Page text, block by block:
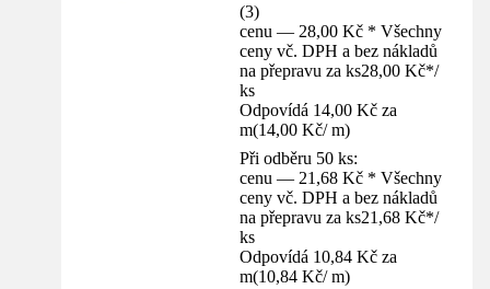
(3)
cenu — 28,00 Kč * Všechny
ceny vč. DPH a bez nákladů
na přepravu za ks28,00 Kč*/
ks
Odpovídá 14,00 Kč za
m(14,00 Kč/ m)
Při odběru 50 ks:
cenu — 21,68 Kč * Všechny
ceny vč. DPH a bez nákladů
na přepravu za ks21,68 Kč*/
ks
Odpovídá 10,84 Kč za
m(10,84 Kč/ m)